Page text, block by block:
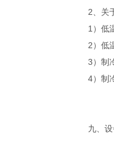
2、关
1）低
2）低
3）制
4）制
九、